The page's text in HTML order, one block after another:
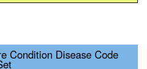
Condition Disease Code